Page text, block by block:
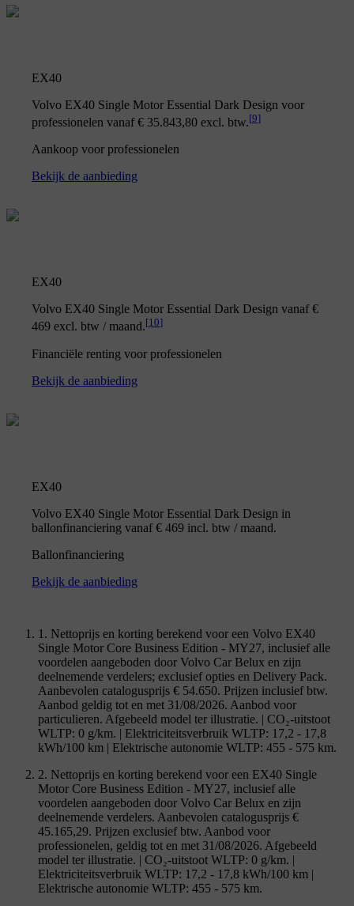
EX40
Volvo EX40 Single Motor Essential Dark Design voor
professionelen vanaf € 35.843,80 excl. btw.[9]
Aankoop voor professionelen
Bekijk de aanbieding
EX40
Volvo EX40 Single Motor Essential Dark Design vanaf €
469 excl. btw / maand.[10]
Financiële renting voor professionelen
Bekijk de aanbieding
EX40
Volvo EX40 Single Motor Essential Dark Design in
ballonfinanciering vanaf € 469 incl. btw / maand.
Ballonfinanciering
Bekijk de aanbieding
1. Nettoprijs en korting berekend voor een Volvo EX40
Single Motor Core Business Edition - MY27, inclusief alle
voordelen aangeboden door Volvo Car Belux en zijn
deelnemende verdelers; exclusief opties en Delivery Pack.
Aanbevolen catalogusprijs € 54.650. Prijzen inclusief btw.
Aanbod geldig tot en met 31/08/2026. Aanbod voor
particulieren. Afgebeeld model ter illustratie. | CO₂-uitstoot
WLTP: 0 g/km. | Elektriciteitsverbruik WLTP: 17,2 - 17,8
kWh/100 km | Elektrische autonomie WLTP: 455 - 575 km.
2. Nettoprijs en korting berekend voor een EX40 Single
Motor Core Business Edition - MY27, inclusief alle
voordelen aangeboden door Volvo Car Belux en zijn
deelnemende verdelers. Aanbevolen catalogusprijs €
45.165,29. Prijzen exclusief btw. Aanbod voor
professionelen, geldig tot en met 31/08/2026. Afgebeeld
model ter illustratie. | CO₂-uitstoot WLTP: 0 g/km. |
Elektriciteitsverbruik WLTP: 17,2 - 17,8 kWh/100 km |
Elektrische autonomie WLTP: 455 - 575 km.